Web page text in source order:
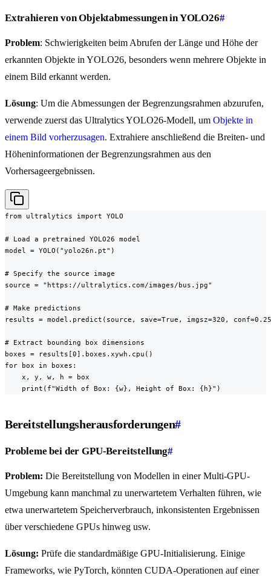
Extrahieren von Objektabmessungen in YOLO26#
Problem: Schwierigkeiten beim Abrufen der Länge und Höhe der
erkannten Objekte in YOLO26, besonders wenn mehrere Objekte in
einem Bild erkannt werden.
Lösung: Um die Abmessungen der Begrenzungsrahmen abzurufen,
verwende zuerst das Ultralytics YOLO26-Modell, um Objekte in
einem Bild vorherzusagen. Extrahiere anschließend die Breiten- und
Höheninformationen der Begrenzungsrahmen aus den
Vorhersageergebnissen.
from ultralytics import YOLO
# Load a pretrained YOLO26 model
model = YOLO("yolo26n.pt")
# Specify the source image
source = "https://ultralytics.com/images/bus.jpg"
# Make predictions
results = model.predict(source, save=True, imgsz=320,
# Extract bounding box dimensions
boxes = results[0].boxes.xywh.cpu()
for box in boxes:
    x, y, w, h = box
    print(f"Width of Box: {w}, Height of Box: {h}")
Bereitstellungsherausforderungen#
Probleme bei der GPU-Bereitstellung#
Problem: Die Bereitstellung von Modellen in einer Multi-GPU-
Umgebung kann manchmal zu unerwartetem Verhalten führen, wie
etwa unerwartetem Speicherverbrauch, inkonsistenten Ergebnissen
über verschiedene GPUs hinweg usw.
Lösung: Prüfe die standardmäßige GPU-Initialisierung. Einige
Frameworks, wie PyTorch, könnten CUDA-Operationen auf einer